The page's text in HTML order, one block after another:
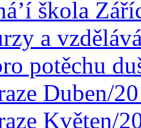
škola
a
potěchu
Duben/
Květen/